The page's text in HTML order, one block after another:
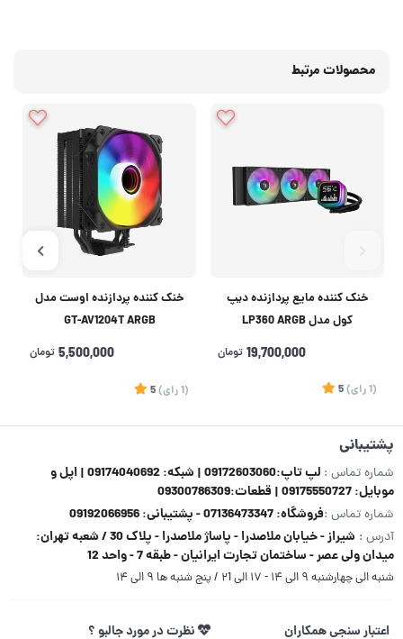
محصولات مرتبط
خنک کننده مایع پردازنده دیپ
کول مدل LP360 ARGB
19,700,000 تومان
(1 رای)
5
خنک کننده پردازنده اوست مدل
GT-AV1204T ARGB
5,500,000 تومان
(1 رای)
5
پشتیبانی
شماره تماس :
لپ تاپ:09172603060 | شبکه: 09174040692 | اپل و
موبایل: 09175550727 | قطعات:09300786309
شماره تماس :فروشگاه: 07136473347 - پشتیبانی: 09192066956
آدرس :
شیراز - خیابان ملاصدرا - پاساژ ملاصدرا - پلاک 30 / شعبه تهران:
میدان ولی عصر - ساختمان تجارت ایرانیان - طبقه 7 - واحد 12
شنبه الی چهارشنبه ۹ الی ۱۴ - ۱۷ الی ۲1 / پنج شنبه ها ۹ الی ۱۴
اعتبار سنجی همکاران نظرت در مورد جالبو ؟